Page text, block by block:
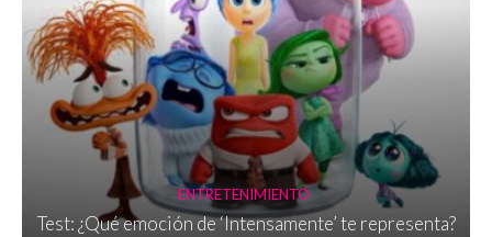
ENTRETENIMIENTO
Test: ¿Qué emoción de ‘Intensamente’ te representa?